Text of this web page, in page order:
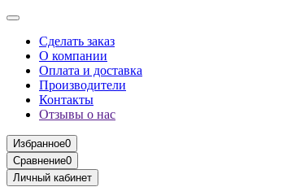
Сделать заказ
О компании
Оплата и доставка
Производители
Контакты
Отзывы о нас
Избранное0
Сравнение0
Личный кабинет